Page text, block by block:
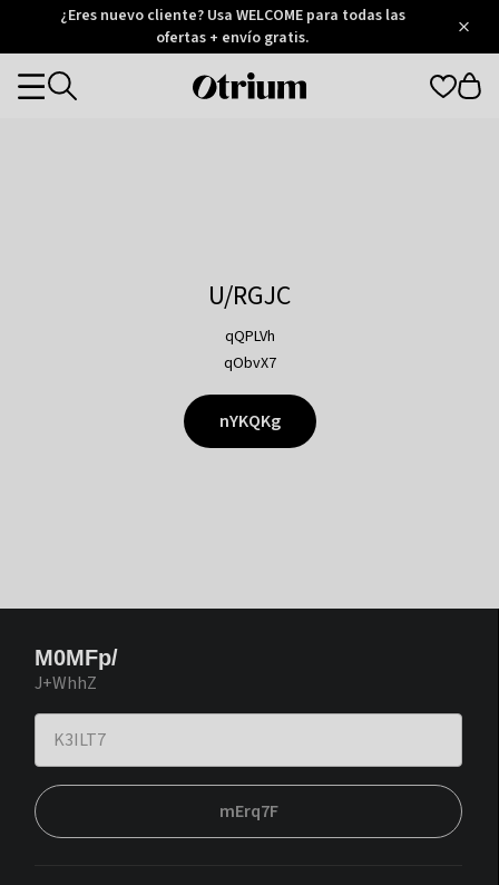
Otrium
Trustpilot
¿Eres nuevo cliente? Usa WELCOME para todas las
ofertas + envío gratis.
Otrium
Categories
U/RGJC
qQPLVh
qObvX7
nYKQKg
M0MFp/
J+WhhZ
mErq7F